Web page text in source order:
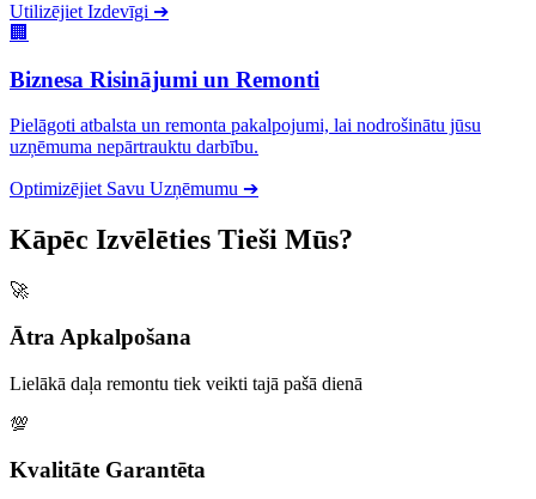
Utilizējiet Izdevīgi ➔
🏢
Biznesa Risinājumi un Remonti
Pielāgoti atbalsta un remonta pakalpojumi, lai nodrošinātu jūsu
uzņēmuma nepārtrauktu darbību.
Optimizējiet Savu Uzņēmumu ➔
Kāpēc Izvēlēties Tieši Mūs?
🚀
Ātra Apkalpošana
Lielākā daļa remontu tiek veikti tajā pašā dienā
💯
Kvalitāte Garantēta